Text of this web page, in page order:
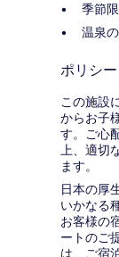
季節
温泉
ポリシー
この施設
からお子
す。ご心
上、適切
ます。
日本の厚
いかなる
お客様の
ートのご
は、ご宿